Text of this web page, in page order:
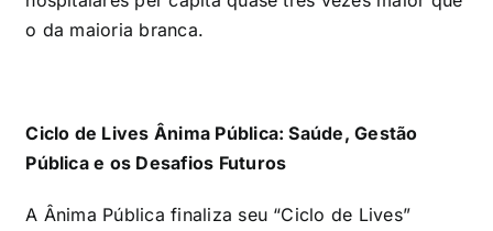
o da maioria branca.
Ciclo de Lives Ânima Pública: Saúde, Gestão
Pública e os Desafios Futuros
A Ânima Pública finaliza seu “Ciclo de Lives”